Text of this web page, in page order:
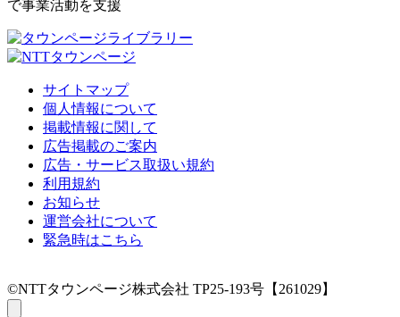
で事業活動を支援
サイトマップ
個人情報について
掲載情報に関して
広告掲載のご案内
広告・サービス取扱い規約
利用規約
お知らせ
運営会社について
緊急時はこちら
©NTTタウンページ株式会社 TP25-193号【261029】